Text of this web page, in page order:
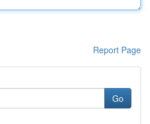
Report Page
Go